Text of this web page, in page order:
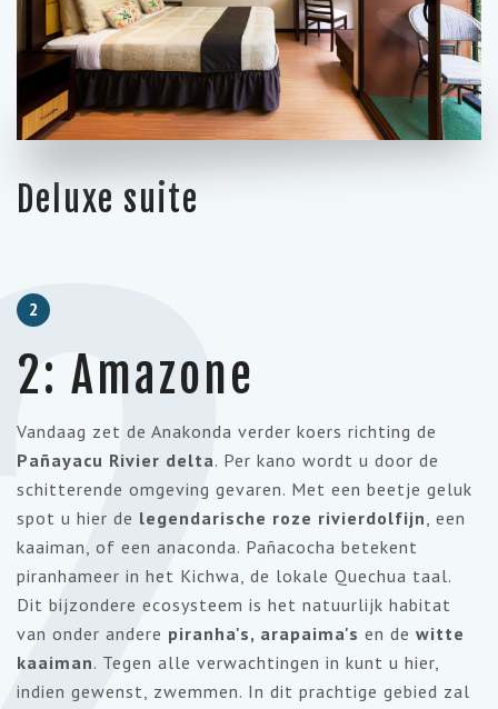
Deluxe suite
2
2: Amazone
Vandaag zet de Anakonda verder koers richting de
Pañayacu Rivier delta. Per kano wordt u door de
schitterende omgeving gevaren. Met een beetje geluk
spot u hier de legendarische roze rivierdolfijn, een
kaaiman, of een anaconda. Pañacocha betekent
piranhameer in het Kichwa, de lokale Quechua taal.
Dit bijzondere ecosysteem is het natuurlijk habitat
van onder andere piranha's, arapaima's en de witte
kaaiman. Tegen alle verwachtingen in kunt u hier,
indien gewenst, zwemmen. In dit prachtige gebied zal